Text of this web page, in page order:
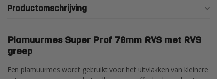
Productomschrijving
Plamuurmes Super Prof 76mm RVS met RVS
greep
Een plamuurmes wordt gebruikt voor het uitvlakken van kleinere